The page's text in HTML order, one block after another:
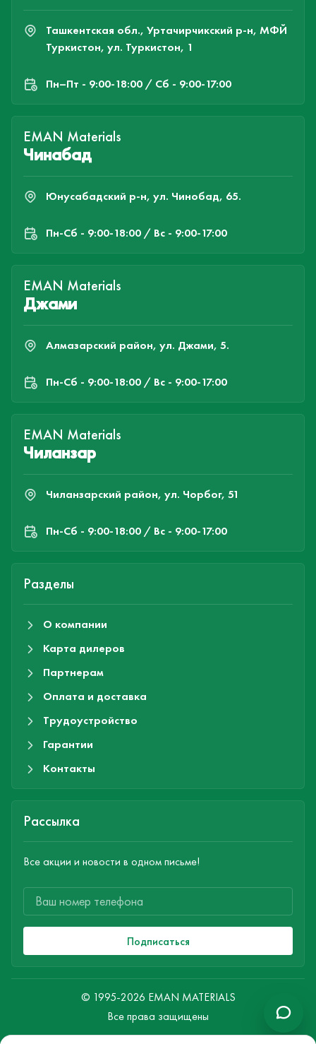
Ташкентская обл., Уртачирчикский р-н, МФЙ
Туркистон, ул. Туркистон, 1
Пн–Пт - 9:00-18:00 / Сб - 9:00-17:00
EMAN Materials
Чинабад
Юнусабадский р-н, ул. Чинобад, 65.
Пн-Cб - 9:00-18:00 / Вс - 9:00-17:00
EMAN Materials
Джами
Алмазарский район, ул. Джами, 5.
Пн-Cб - 9:00-18:00 / Вс - 9:00-17:00
EMAN Materials
Чиланзар
Чиланзарский район, ул. Чорбог, 51
Пн-Cб - 9:00-18:00 / Вс - 9:00-17:00
Разделы
О компании
Карта дилеров
Партнерам
Оплата и доставка
Трудоустройство
Гарантии
Контакты
Рассылка
Все акции и новости в одном письме!
Подписаться
© 1995-2026 EMAN MATERIALS
Все права защищены